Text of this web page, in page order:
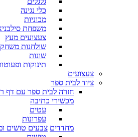
כלי נגינה
מכוניות
משפחת
צעצועים מעץ
שולחנות משחק
שונות
תינוקות
צעצועים
ציוד לבית ספר
חזרה לבית ספר עם דף
מכשירי כתיבה
עטים
עפרונות
מחדדים צבעים טושים